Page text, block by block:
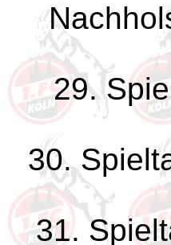
29.
30.
31.